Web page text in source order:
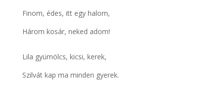
Finom, édes, itt egy halom,
Három kosár, neked adom!
Lila gyümölcs, kicsi, kerek,
Szilvát kap ma minden gyerek.